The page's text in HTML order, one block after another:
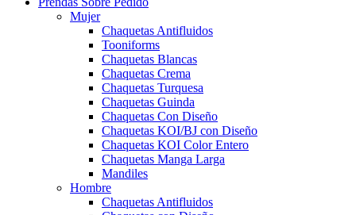
Mujer
Chaquetas Antifluidos
Tooniforms
Chaquetas Blancas
Chaquetas Crema
Chaquetas Turquesa
Chaquetas Guinda
Chaquetas Con Diseño
Chaquetas KOI/BJ con Diseño
Chaquetas KOI Color Entero
Chaquetas Manga Larga
Mandiles
Hombre
Chaquetas Antifluidos